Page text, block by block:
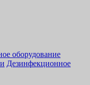
оборудование
Дезинфекционное